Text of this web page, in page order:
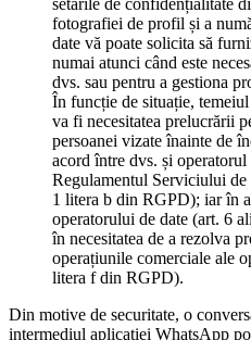
setările de confidențialitate
fotografiei de profil și a
date vă poate solicita să
numai atunci când este
dvs. sau pentru a gestiona
În funcție de situație,
va fi necesitatea prelucrării
persoanei vizate înainte de
acord între dvs. și
Regulamentul Serviciului
1 litera b din RGPD); iar în
operatorului de date (art. 6
în necesitatea de a rezolva
operațiunile comerciale ale
litera f din RGPD).
Din motive de securitate, o
intermediul aplicației WhatsApp